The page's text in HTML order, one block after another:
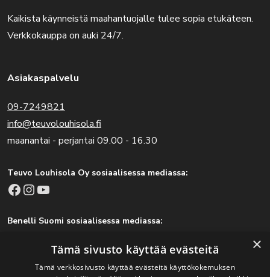
Kaikista käynneistä maahantuojalle tulee sopia etukäteen.
Verkkokauppa on auki 24/7.
Asiakaspalvelu
09-7249821
info@teuvolouhisola.fi
maanantai - perjantai 09.00 - 16.30
Teuvo Louhisola Oy sosiaalisessa mediassa:
Facebook Instagram YouTube
Benelli Suomi sosiaalisessa mediassa:
×
Tämä sivusto käyttää evästeitä
Tämä verkkosivusto käyttää evästeitä käyttökokemuksen